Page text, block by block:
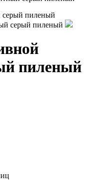
серый пиленый
пиленый